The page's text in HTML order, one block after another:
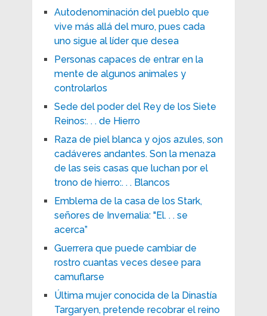
Autodenominación del pueblo que
vive más allá del muro, pues cada
uno sigue al líder que desea
Personas capaces de entrar en la
mente de algunos animales y
controlarlos
Sede del poder del Rey de los Siete
Reinos:. . . de Hierro
Raza de piel blanca y ojos azules, son
cadáveres andantes. Son la menaza
de las seis casas que luchan por el
trono de hierro:. . . Blancos
Emblema de la casa de los Stark,
señores de Invernalia: "El. . . se
acerca”
Guerrera que puede cambiar de
rostro cuantas veces desee para
camuflarse
Última mujer conocida de la Dinastía
Targaryen, pretende recobrar el reino